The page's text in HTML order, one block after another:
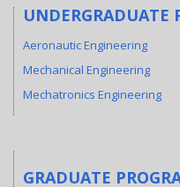
UNDERGRADUATE
Aeronautic Engineering
Mechanical Engineering
Mechatronics Engineering
GRADUATE